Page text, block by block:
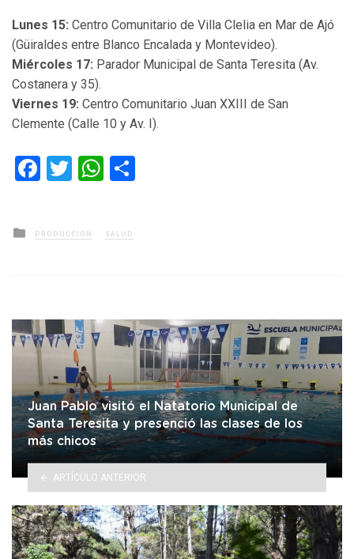
Lunes 15: Centro Comunitario de Villa Clelia en Mar de Ajó
(Güiraldes entre Blanco Encalada y Montevideo).
Miércoles 17: Parador Municipal de Santa Teresita (Av.
Costanera y 35).
Viernes 19: Centro Comunitario Juan XXIII de San
Clemente (Calle 10 y Av. I).
Facebook
TwitterWhatsApp
Posted
in
PRODUCCIÓN SALUD
Juan Pablo visitó el Natatorio Municipal de
Santa Teresita y presenció las clases de los
más chicos
ARTÍCULO ANTERIOR